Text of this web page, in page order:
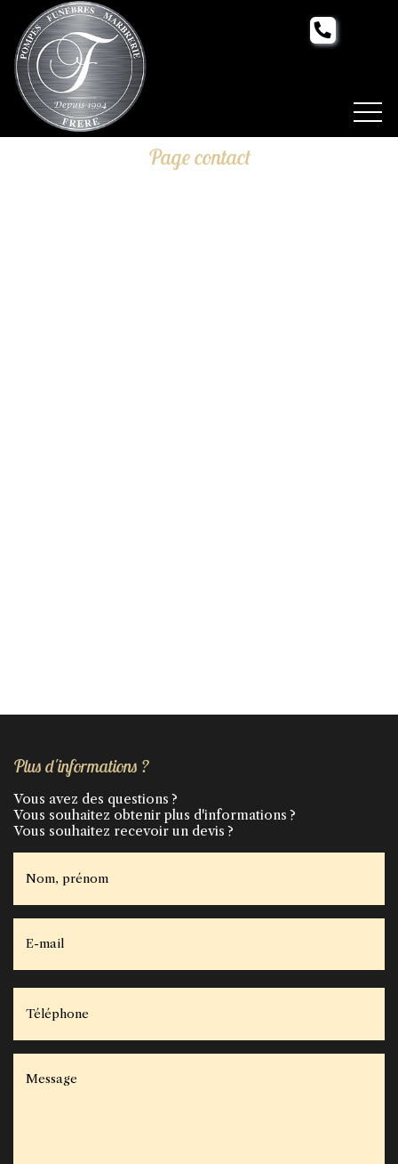
Page contact
Plus d'informations ?
Vous avez des questions ?
Vous souhaitez obtenir plus d'informations ?
Vous souhaitez recevoir un devis ?
Nom, prénom
E-mail
Téléphone
Message